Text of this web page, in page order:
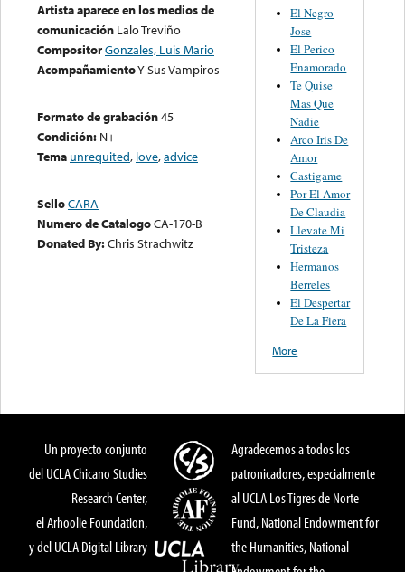
Artista aparece en los medios de
comunicación Lalo Treviño
CompositorGonzales, Luis Mario
AcompañamientoY Sus Vampiros
Formato de grabación45
Condición: N+
Tema unrequited, love,advice
SelloCARA
Numero de CatalogoCA-170-B
Donated By:Chris Strachwitz
El Negro
Jose
El Perico
Enamorado
Te Quise
Mas Que
Nadie
Arco Iris De
Amor
Castigame
Por El Amor
De Claudia
Llevate Mi
Tristeza
Hermanos
Berreles
El Despertar
De La Fiera
More
Un proyecto conjunto
del UCLA Chicano Studies
Research Center,
el Arhoolie Foundation,
y del UCLA Digital Library
Agradecemos a todos los
patronicadores, especialmente
al UCLA Los Tigres de Norte
Fund, National Endowment for
the Humanities, National